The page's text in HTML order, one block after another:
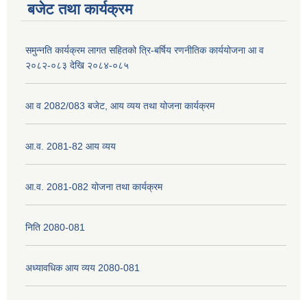
बजेट तथा कार्यक्रम
समुन्नति कार्यक्रम लागत सहितको त्रि-बर्षिय रणनीतिक कार्ययोजना आ व
२०८२-०८३ देखि २०८४-०८५
आ व 2082/083 बजेट, आय व्यय तथा योजना कार्यक्रम
आ.व. 2081-82 आय व्यय
आ.व. 2081-082 योजना तथा कार्यक्रम
निति 2080-081
अध्यावधिक आय व्यय 2080-081